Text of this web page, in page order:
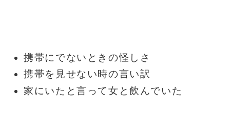
携帯にでないときの怪しさ
携帯を見せない時の言い訳
家にいたと言って女と飲んでいた